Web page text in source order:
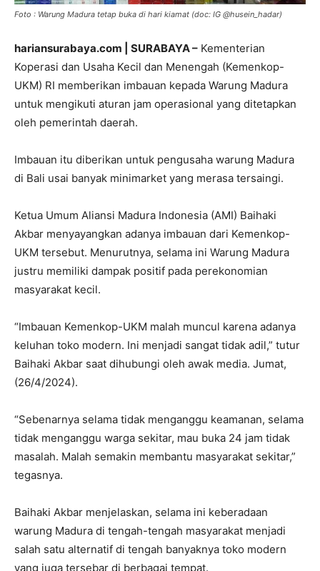
Foto : Warung Madura tetap buka di hari kiamat (doc: IG @husein_hadar)
hariansurabaya.com | SURABAYA – Kementerian
Koperasi dan Usaha Kecil dan Menengah (Kemenkop-
UKM) RI memberikan imbauan kepada Warung Madura
untuk mengikuti aturan jam operasional yang ditetapkan
oleh pemerintah daerah.
Imbauan itu diberikan untuk pengusaha warung Madura
di Bali usai banyak minimarket yang merasa tersaingi.
Ketua Umum Aliansi Madura Indonesia (AMI) Baihaki
Akbar menyayangkan adanya imbauan dari Kemenkop-
UKM tersebut. Menurutnya, selama ini Warung Madura
justru memiliki dampak positif pada perekonomian
masyarakat kecil.
“Imbauan Kemenkop-UKM malah muncul karena adanya
keluhan toko modern. Ini menjadi sangat tidak adil,” tutur
Baihaki Akbar saat dihubungi oleh awak media. Jumat,
(26/4/2024).
“Sebenarnya selama tidak menganggu keamanan, selama
tidak menganggu warga sekitar, mau buka 24 jam tidak
masalah. Malah semakin membantu masyarakat sekitar,”
tegasnya.
Baihaki Akbar menjelaskan, selama ini keberadaan
warung Madura di tengah-tengah masyarakat menjadi
salah satu alternatif di tengah banyaknya toko modern
yang juga tersebar di berbagai tempat.